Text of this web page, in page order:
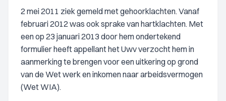
2 mei 2011 ziek gemeld met gehoorklachten. Vanaf
februari 2012 was ook sprake van hartklachten. Met
een op 23 januari 2013 door hem ondertekend
formulier heeft appellant het Uwv verzocht hem in
aanmerking te brengen voor een uitkering op grond
van de Wet werk en inkomen naar arbeidsvermogen
(Wet WIA).